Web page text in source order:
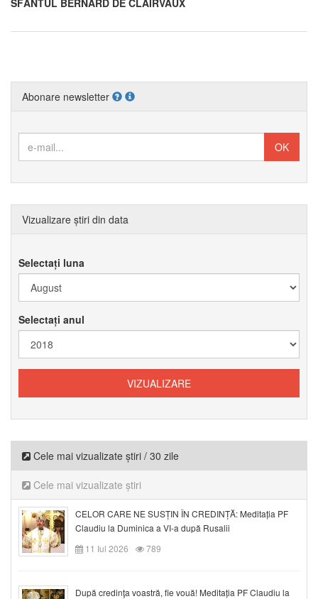
Abonare newsletter
Vizualizare știri din data
Selectați luna
Selectați anul
Cele mai vizualizate știri / 30 zile
Cele mai vizualizate știri
CELOR CARE NE SUSȚIN ÎN CREDINȚĂ: Meditația PF
Claudiu la Duminica a VI-a după Rusalii
11 Iul 2026
789
După credinţa voastră, fie vouă! Meditația PF Claudiu la